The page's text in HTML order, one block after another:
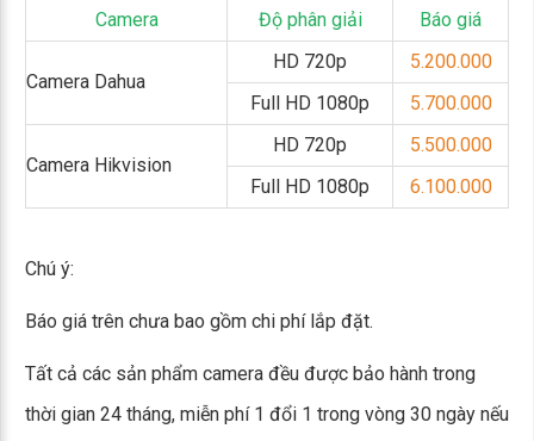
Camera Độ phân giải Báo giá
Camera Dahua
HD 720p
5.200.000
Full HD 1080p
5.700.000
Camera Hikvision
HD 720p
5.500.000
Full HD 1080p
6.100.000
Chú ý:
Báo giá trên chưa bao gồm chi phí lắp đặt.
Tất cả các sản phẩm camera đều được bảo hành trong
thời gian 24 tháng, miễn phí 1 đổi 1 trong vòng 30 ngày nếu